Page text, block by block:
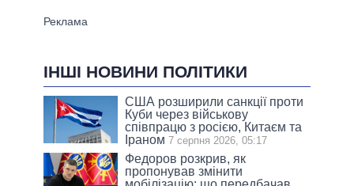
ІНШІ НОВИНИ ПОЛІТИКИ
США розширили санкції проти
Куби через військову
співпрацю з росією, Китаєм та
Іраном 7 серпня 2026, 05:17
Федоров розкрив, як
пропонував змінити